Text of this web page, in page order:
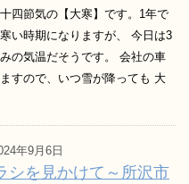
四節気の【大寒】です。1年で
い時期になりますが、 今日は3
の気温だそうです。 会社の車
すので、いつ雪が降っても 大
年9月6日
シを見かけて～所沢市